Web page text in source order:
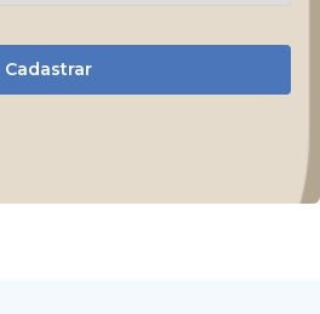
Cadastrar